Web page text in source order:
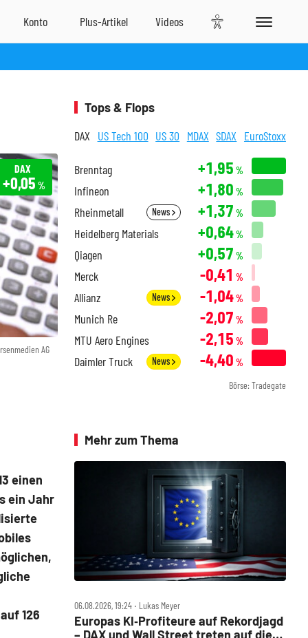
AG
DAX
+0,05 %
einen
ein Jahr
126
Tops & Flops
DAX US Tech 100 US 30 MDAX SDAX EuroStoxx
Brenntag +1,95 %
Infineon +1,80 %
Rheinmetall News +1,37 %
Heidelberg Materials +0,64%
Qiagen +0,57 %
Merck -0,41 %
Allianz News -1,04%
Munich Re -2,07 %
MTU Aero Engines -2,15 %
Daimler Truck News -4,40 %
Börse: Tradegate
Mehr zum Thema
06.08.2026, 19:24 ‧ Lukas Meyer
Europas KI‑Profiteure auf Rekordjagd
– DAX und Wall Street treten auf die